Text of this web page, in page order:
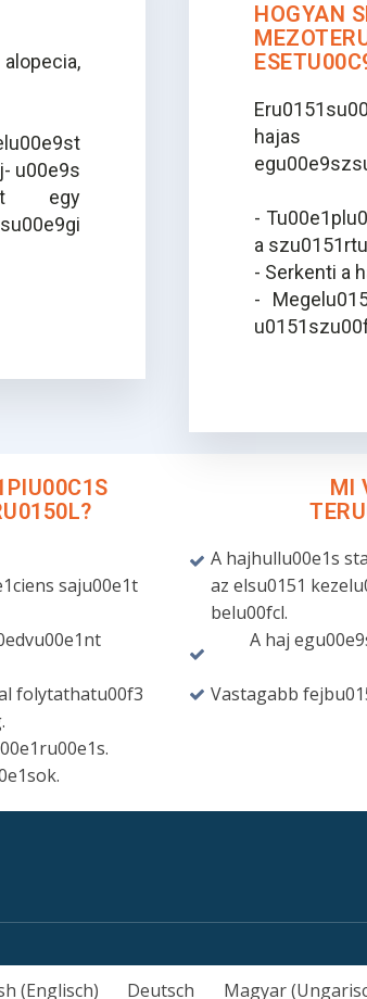
u00e9s
egy
HOGYAN
-
a
- Serkenti a
-
saju00e1t
folytathatu00f3
MI
A hajhullu00e1s
az elsu0151
belu00fcl.
A haj
Vastagabb
(Englisch) Deutsch Magyar(